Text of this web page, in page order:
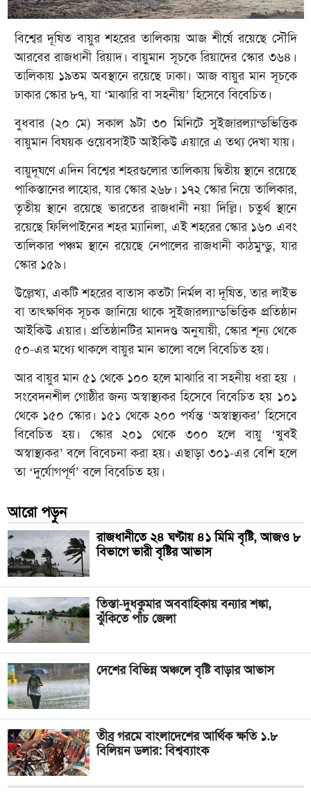
বিশ্বের দূষিত বায়ুর শহরের তালিকায় আজ শীর্ষে রয়েছে সৌদি
আরবের রাজধানী রিয়াদ। বায়ুমান সূচকে রিয়াদের স্কোর ৩৬৪।
তালিকায় ১৯তম অবস্থানে রয়েছে ঢাকা। আজ বায়ুর মান সূচকে
ঢাকার স্কোর ৮৭, যা ‘মাঝারি বা সহনীয়’ হিসেবে বিবেচিত।
বুধবার (২০ মে) সকাল ৯টা ৩০ মিনিটে সুইজারল্যান্ডভিত্তিক
বায়ুমান বিষয়ক ওয়েবসাইট আইকিউ এয়ারে এ তথ্য দেখা যায়।
বায়ুদূষণে এদিন বিশ্বের শহরগুলোর তালিকায় দ্বিতীয় স্থানে রয়েছে
পাকিস্তানের লাহোর, যার স্কোর ২৬৮। ১৭২ স্কোর নিয়ে তালিকার,
তৃতীয় স্থানে রয়েছে ভারতের রাজধানী নয়া দিল্লি। চতুর্থ স্থানে
রয়েছে ফিলিপাইনের শহর ম্যানিলা, এই শহরের স্কোর ১৬০ এবং
তালিকার পঞ্চম স্থানে রয়েছে নেপালের রাজধানী কাঠমুন্ডু, যার
স্কোর ১৫৯।
উল্লেখ্য, একটি শহরের বাতাস কতটা নির্মল বা দূষিত, তার লাইভ
বা তাৎক্ষণিক সূচক জানিয়ে থাকে সুইজারল্যান্ডভিত্তিক প্রতিষ্ঠান
আইকিউ এয়ার। প্রতিষ্ঠানটির মানদণ্ড অনুযায়ী, স্কোর শূন্য থেকে
৫০-এর মধ্যে থাকলে বায়ুর মান ভালো বলে বিবেচিত হয়।
আর বায়ুর মান ৫১ থেকে ১০০ হলে মাঝারি বা সহনীয় ধরা হয় ।
সংবেদনশীল গোষ্ঠীর জন্য অস্বাস্থ্যকর হিসেবে বিবেচিত হয় ১০১
থেকে ১৫০ স্কোর। ১৫১ থেকে ২০০ পর্যন্ত ‘অস্বাস্থ্যকর’ হিসেবে
বিবেচিত হয়। স্কোর ২০১ থেকে ৩০০ হলে বায়ু ‘খুবই
অস্বাস্থ্যকর’ বলে বিবেচনা করা হয়। এছাড়া ৩০১-এর বেশি হলে
তা ‘দুর্যোগপূর্ণ’ বলে বিবেচিত হয়।
আরো পড়ুন
রাজধানীতে ২৪ ঘণ্টায় ৪১ মিমি বৃষ্টি, আজও ৮
বিভাগে ভারী বৃষ্টির আভাস
তিস্তা-দুধকুমার অববাহিকায় বন্যার শঙ্কা,
ঝুঁকিতে পাঁচ জেলা
দেশের বিভিন্ন অঞ্চলে বৃষ্টি বাড়ার আভাস
তীব্র গরমে বাংলাদেশের আর্থিক ক্ষতি ১.৮
বিলিয়ন ডলার: বিশ্বব্যাংক